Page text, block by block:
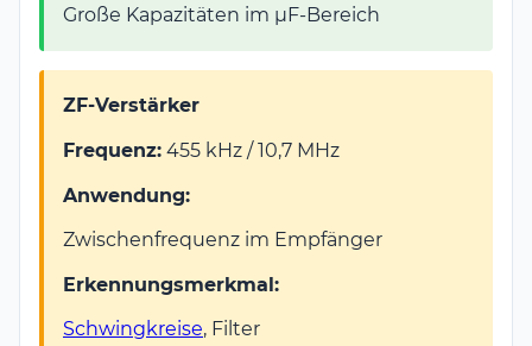
Große Kapazitäten im µF-Bereich
ZF-Verstärker
Frequenz: 455 kHz / 10,7 MHz
Anwendung:
Zwischenfrequenz im Empfänger
Erkennungsmerkmal:
Schwingkreise, Filter